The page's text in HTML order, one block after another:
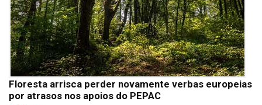
Floresta arrisca perder novamente verbas europeias
por atrasos nos apoios do PEPAC